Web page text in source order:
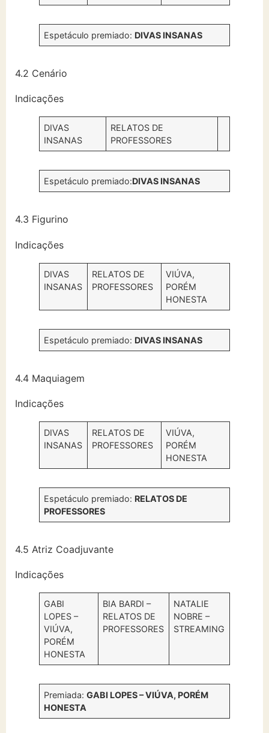
Espetáculo premiado: DIVAS INSANAS
4.2 Cenário
Indicações
DIVAS
INSANAS
RELATOS DE
PROFESSORES
Espetáculo premiado:DIVAS INSANAS
4.3 Figurino
Indicações
DIVAS
INSANAS
RELATOS DE
PROFESSORES
VIÚVA,
PORÉM
HONESTA
Espetáculo premiado: DIVAS INSANAS
4.4 Maquiagem
Indicações
DIVAS
INSANAS
RELATOS DE
PROFESSORES
VIÚVA,
PORÉM
HONESTA
Espetáculo premiado: RELATOS DE
PROFESSORES
4.5 Atriz Coadjuvante
Indicações
GABI
LOPES –
VIÚVA,
PORÉM
HONESTA
BIA BARDI –
RELATOS DE
PROFESSORES
NATALIE
NOBRE –
STREAMING
Premiada:GABI LOPES – VIÚVA, PORÉM
HONESTA